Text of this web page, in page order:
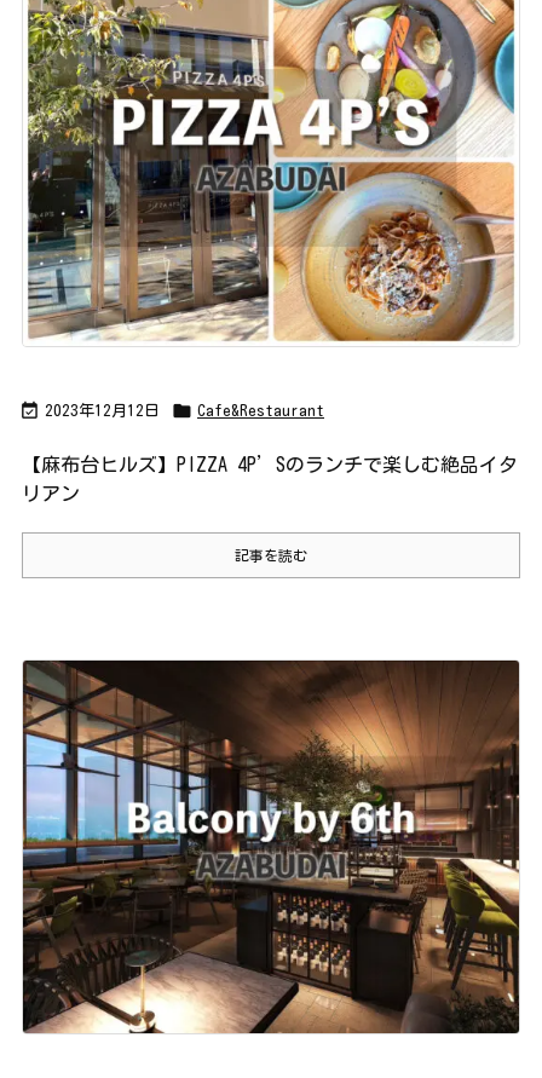
 2023年12月12日  Cafe&Restaurant
【麻布台ヒルズ】PIZZA 4P’Sのランチで楽しむ絶品イタ
リアン
記事を読む